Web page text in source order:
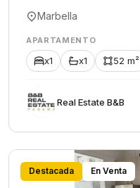
Marbella
APARTAMENTO
x1 x1 52 m²
Rеаl Еstаtе В&В
Destacada En Venta